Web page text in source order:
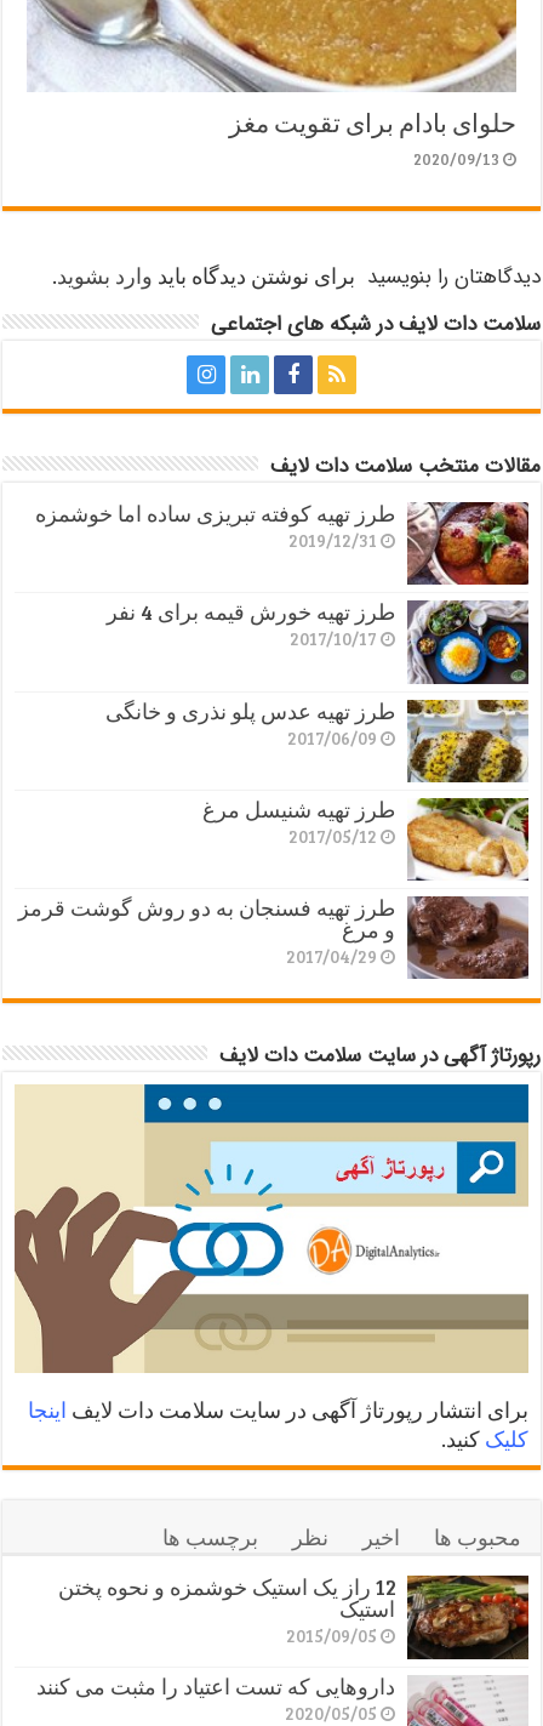
حلوای بادام برای تقویت مغز
2020/09/13
دیدگاهتان را بنویسید برای نوشتن دیدگاه باید وارد بشوید.
سلامت دات لایف در شبکه های اجتماعی
مقالات منتخب سلامت دات لایف
طرز تهیه کوفته تبریزی ساده اما خوشمزه
2019/12/31
طرز تهیه خورش قیمه برای 4 نفر
2017/10/17
طرز تهیه عدس پلو نذری و خانگی
2017/06/09
طرز تهیه شنیسل مرغ
2017/05/12
طرز تهیه فسنجان به دو روش گوشت قرمز
و مرغ
2017/04/29
رپورتاژ آگهی در سایت سلامت دات لایف
برای انتشار رپورتاژ آگهی در سایت سلامت دات لایف اینجا
کلیک کنید.
محبوب ها اخیر نظر
برچسب ها
12 راز یک استیک خوشمزه و نحوه پختن
استیک
2015/09/05
داروهایی که تست اعتیاد را مثبت می کنند
2020/05/05